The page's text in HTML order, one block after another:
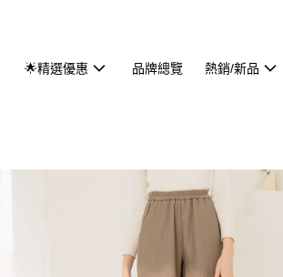
🌟精選優惠 品牌總覽 熱銷/新品